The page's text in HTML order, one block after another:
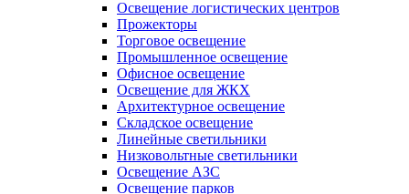
Освещение логистических центров
Прожекторы
Торговое освещение
Промышленное освещение
Офисное освещение
Освещение для ЖКХ
Архитектурное освещение
Складское освещение
Линейные светильники
Низковольтные светильники
Освещение АЗС
Освещение парков